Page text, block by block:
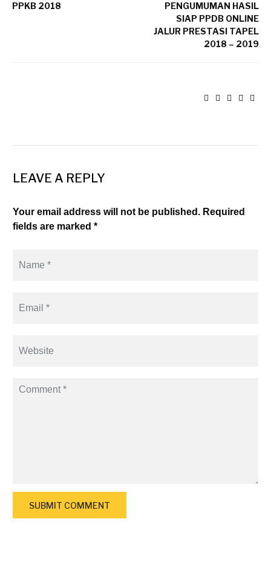
PPKB 2018
PENGUMUMAN HASIL
SIAP PPDB ONLINE
JALUR PRESTASI TAPEL
2018 – 2019
LEAVE A REPLY
Your email address will not be published. Required
fields are marked *